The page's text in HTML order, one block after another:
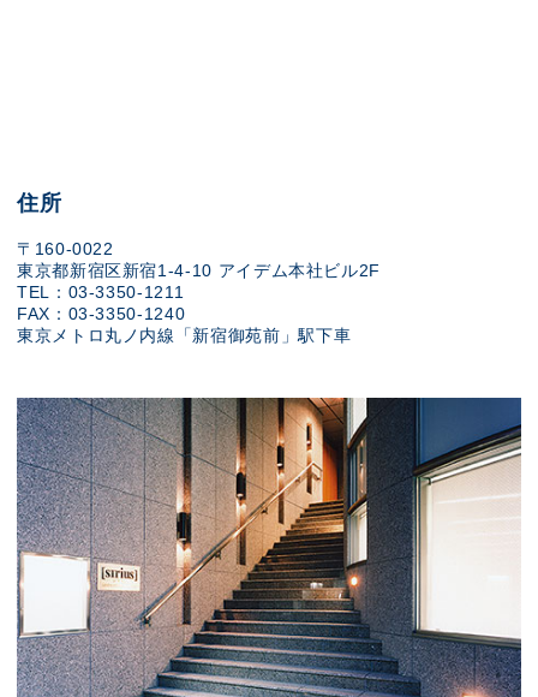
住所
〒160-0022
東京都新宿区新宿1-4-10 アイデム本社ビル2F
TEL：03-3350-1211
FAX：03-3350-1240
東京メトロ丸ノ内線「新宿御苑前」駅下車